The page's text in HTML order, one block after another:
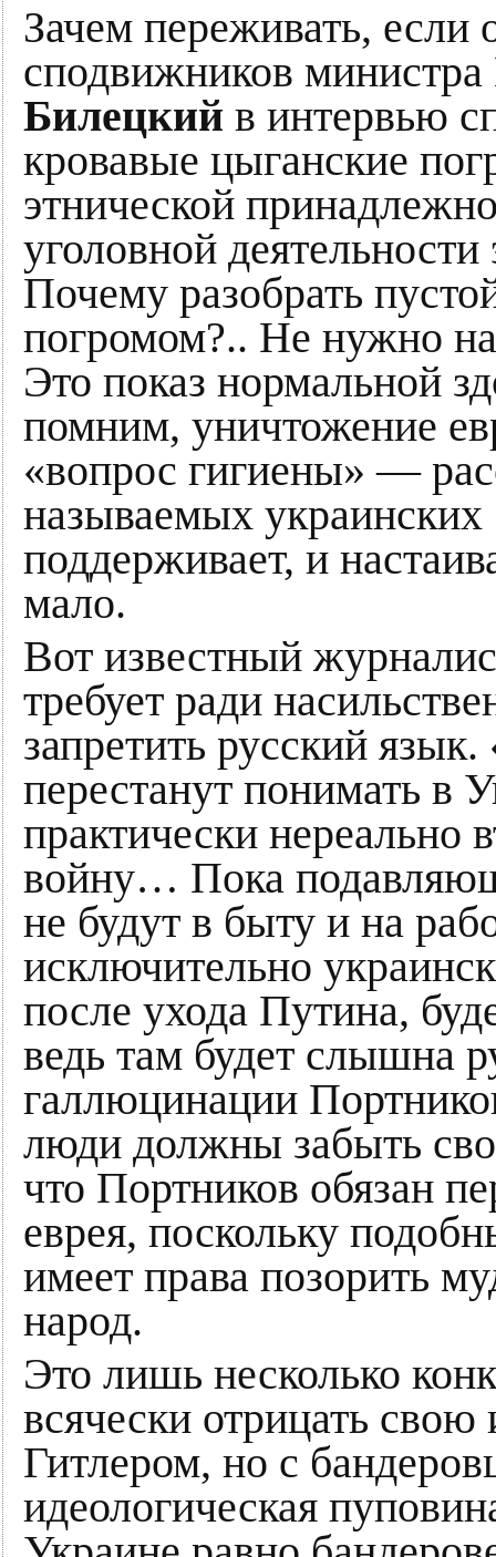
Зачем переживать,
сподвижников
Билецкий в интервью
кровавые цыганские
этнической
уголовной
Почему разобрать
погромом?.. Не нужно
Это показ нормальной
помним, уничтожение
«вопрос гигиены» —
называемых
поддерживает, и
мало.
Вот известный
требует ради
запретить русский
перестанут понимать в
практически нереально
войну… Пока
не будут в быту и на
исключительно
после ухода Путина,
ведь там будет слышна
галлюцинации
люди должны забыть
что Портников обязан
еврея, поскольку
имеет права позорить
народ.
Это лишь несколько
всячески отрицать свою
Гитлером, но с
идеологическая